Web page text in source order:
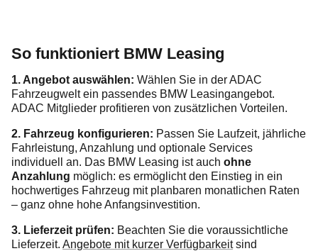
So funktioniert BMW Leasing
1. Angebot auswählen: Wählen Sie in der ADAC
Fahrzeugwelt ein passendes BMW Leasingangebot.
ADAC Mitglieder profitieren von zusätzlichen Vorteilen.
2. Fahrzeug konfigurieren: Passen Sie Laufzeit, jährliche
Fahrleistung, Anzahlung und optionale Services
individuell an. Das BMW Leasing ist auch ohne
Anzahlung möglich: es ermöglicht den Einstieg in ein
hochwertiges Fahrzeug mit planbaren monatlichen Raten
– ganz ohne hohe Anfangsinvestition.
3. Lieferzeit prüfen: Beachten Sie die voraussichtliche
Lieferzeit. Angebote mit kurzer Verfügbarkeitsind